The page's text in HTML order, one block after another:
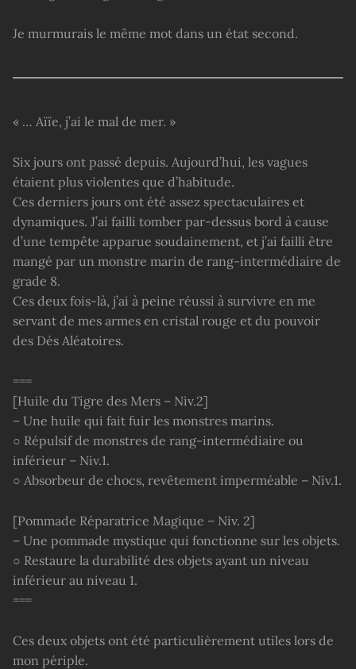
Je murmurais le même mot dans un état second.
« … Aïïe, j’ai le mal de mer. »
Six jours ont passé depuis. Aujourd’hui, les vagues
étaient plus violentes que d’habitude.
Ces derniers jours ont été assez spectaculaires et
dynamiques. J’ai failli tomber par-dessus bord à cause
d’une tempête apparue soudainement, et j’ai failli être
mangé par un monstre marin de rang-intermédiaire de
grade 8.
Ces deux fois-là, j’ai à peine réussi à survivre en me
servant de mes armes en cristal rouge et du pouvoir
des Dés Aléatoires.
===
[Huile du Tigre des Mers – Niv.2]
– Une huile qui fait fuir les monstres marins.
○ Répulsif de monstres de rang-intermédiaire ou
inférieur – Niv.1.
○ Absorbeur de chocs, revêtement imperméable – Niv.1.
[Pommade Réparatrice Magique – Niv. 2]
– Une pommade mystique qui fonctionne sur les objets.
○ Restaure la durabilité des objets ayant un niveau
inférieur au niveau 1.
===
Ces deux objets ont été particulièrement utiles lors de
mon périple.